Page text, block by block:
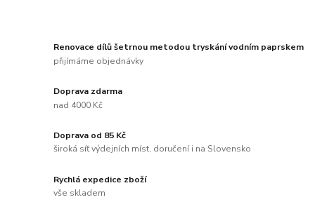
Renovace dílů šetrnou metodou tryskání vodním paprskem
přijímáme objednávky
Doprava zdarma
nad 4000 Kč
Doprava od 85 Kč
široká síť výdejních míst, doručení i na Slovensko
Rychlá expedice zboží
vše skladem